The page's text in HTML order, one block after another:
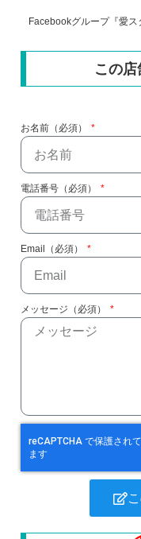
Facebookグループ『愛
この
お名前（必須）
電話番号（必須）
Email（必須）
メッセージ（必須）